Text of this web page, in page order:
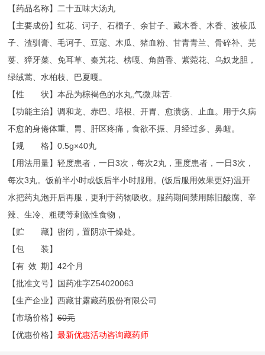
【药品名称】二十五味大汤丸
【主要成份】红花、诃子、石榴子、余甘子、藏木香、木香、波棱瓜
子、渣驯膏、毛诃子、豆寇、木瓜、猪血粉、甘青青兰、骨碎补、芫
荽、獐牙菜、免耳草、秦艽花、榜嘎、角茴香、紫菀花、乌奴龙胆，
绿绒蒿、水柏枝、巴夏嘎。
【性 状】本品为棕褐色的水丸,气微,味苦.
【功能主治】调和龙、赤巴、培根、开胃、愈溃疡、止血。用于久病
不愈的身倦体重、胃、肝区疼痛，食欲不振、月经过多、鼻衄。
【规 格】0.5g×40丸
【用法用量】轻度患者，一日3次，每次2丸，重度患者，一日3次，
每次3丸。饭前半小时或饭后半小时服用。(饭后服用效果更好)温开
水把药丸泡开后再服，更利于药物吸收。服药期间禁用陈旧酸腐、辛
辣、生冷、粗硬等刺激性食物，
【贮 藏】密闭，置阴凉干燥处。
【包 装】
【有 效 期】42个月
【批准文号】国药准字Z54020063
【生产企业】西藏甘露藏药股份有限公司
【市场价格】60元
【优惠价格】 最新优惠活动咨询藏药师